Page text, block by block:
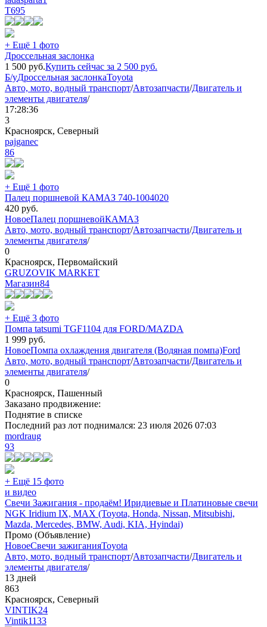
Т695
+ Ещё 1 фото
Дроссельная заслонка
1 500 руб.Купить сейчас за 2 500 руб.
Б/уДроссельная заслонкаToyota
Авто, мото, водный транспорт/Автозапчасти/Двигатель и
элементы двигателя/
17:28:36
3
Красноярск, Северный
pajganec
86
+ Ещё 1 фото
Палец поршневой КАМАЗ 740-1004020
420 руб.
НовоеПалец поршневойКАМАЗ
Авто, мото, водный транспорт/Автозапчасти/Двигатель и
элементы двигателя/
0
Красноярск, Первомайский
GRUZOVIK MARKET
Магазин84
+ Ещё 3 фото
Помпа tatsumi TGF1104 для FORD/MAZDA
1 999 руб.
НовоеПомпа охлаждения двигателя (Водяная помпа)Ford
Авто, мото, водный транспорт/Автозапчасти/Двигатель и
элементы двигателя/
0
Красноярск, Пашенный
Заказано продвижение:
Поднятие в списке
Последний раз лот поднимался: 23 июля 2026 07:03
mordraug
93
+ Ещё 15 фото
и видео
Свечи Зажигания - продаём! Иридиевые и Платиновые свечи
NGK Iridium IX, MAX (Toyota, Honda, Nissan, Mitsubishi,
Mazda, Mercedes, BMW, Audi, KIA, Hyindai)
Промо (Объявление)
НовоеСвечи зажиганияToyota
Авто, мото, водный транспорт/Автозапчасти/Двигатель и
элементы двигателя/
13 дней
863
Красноярск, Северный
VINTIK24
Vintik1133